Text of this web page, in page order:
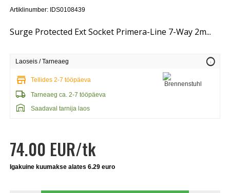
Artiklinumber: IDS0108439
Surge Protected Ext Socket Primera-Line 7-Way 2m...
Laoseis / Tarneaeg info
store Tellides 2-7 tööpäeva
local_shipping Tarneaeg ca. 2-7 tööpäeva
warehouse Saadaval tarnija laos
74.00 EUR/tk
Igakuine kuumakse alates 6.29 euro